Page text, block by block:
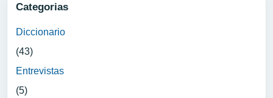
Categorias
Diccionario
(43)
Entrevistas
(5)